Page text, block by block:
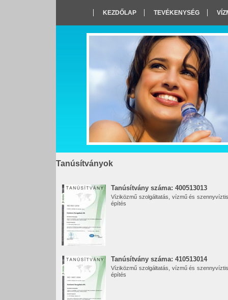
KEZDŐLAP TEVÉKENYSÉG
Tanúsítványok
Tanúsítvány száma: 400513013
Víziközmű szolgáltatás, vízmű és
építés
Tanúsítvány száma: 410513014
Víziközmű szolgáltatás, vízmű és
építés